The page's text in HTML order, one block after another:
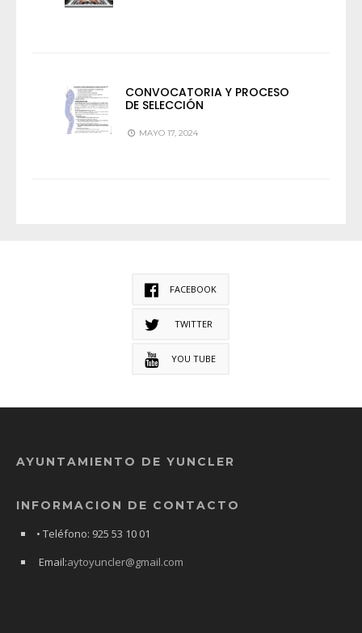
CONVOCATORIA Y PROCESO
DE SELECCIÓN
MAYO 17, 2024
FACEBOOK
TWITTER
YOU TUBE
AYUNTAMIENTO DE YUNCLER
INFORMACION DE CONTACTO
• Teléfono: 925 53 10 01
Email:aytoyuncler@gmail.com